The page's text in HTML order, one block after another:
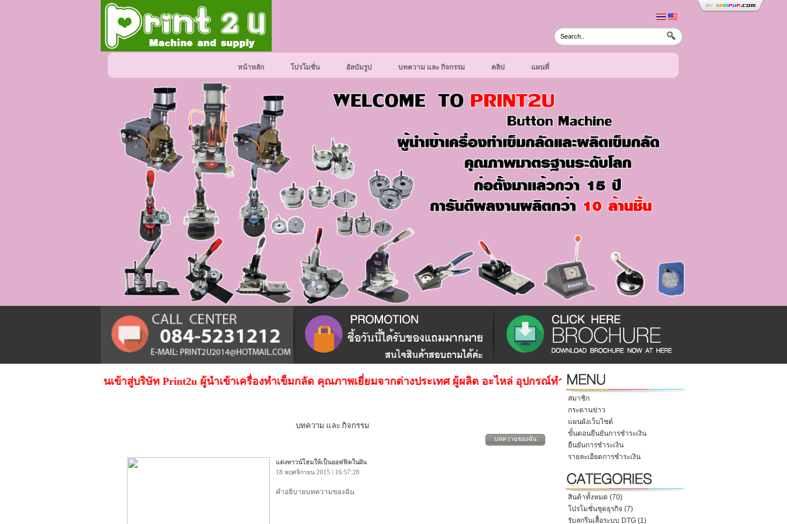
หน้าหลัก โปรโมชั่น อัลบัมรูป บทความ และ กิจกรรม คลิป แผนที่
นดีต้อนรับทุกท่านเข้าสู่บริษัท Print2u ผู้นําเข้าเครื่องทําเข็มกลัด คุณภาพเยี่ยมจากต่างประเทศ ผู้ผลิต อะไหล่ อุปกรณ์ทําเข็มกลัด มีเครื่อง Heat press เครื่องสกรีนแก้ว จําห
บทความ และ กิจกรรม
บทความของฉัน
แต่งทาวน์โฮมให้เป็นออฟฟิตในฝัน
18 พฤศจิกายน 2015 | 16:57:28
คำอธิบายบทความของฉัน
สมาชิก
กระดานข่าว
แผนผังเว็บไซต์
ขั้นตอนยืนยันการชำระเงิน
ยืนยันการชำระเงิน
รายละเอียดการชำระเงิน
สินค้าทั้งหมด (70)
โปรโมชั่นชุดธุรกิจ (7)
รับสกรีนเสื้อระบบ DTG (1)